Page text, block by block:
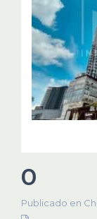
0
Publicado en